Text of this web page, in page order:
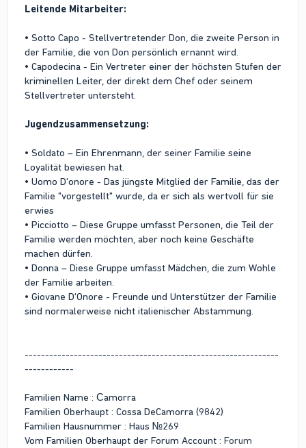
Leitende Mitarbeiter:
• Sotto Capo - Stellvertretender Don, die zweite Person in
der Familie, die von Don persönlich ernannt wird.
• Capodecina - Ein Vertreter einer der höchsten Stufen der
kriminellen Leiter, der direkt dem Chef oder seinem
Stellvertreter untersteht.
Jugendzusammensetzung:
• Soldato – Ein Ehrenmann, der seiner Familie seine
Loyalität bewiesen hat.
• Uomo D'onore - Das jüngste Mitglied der Familie, das der
Familie "vorgestellt" wurde, da er sich als wertvoll für sie
erwies
• Picciotto – Diese Gruppe umfasst Personen, die Teil der
Familie werden möchten, aber noch keine Geschäfte
machen dürfen.
• Donna – Diese Gruppe umfasst Mädchen, die zum Wohle
der Familie arbeiten.
• Giovane D'Onore - Freunde und Unterstützer der Familie
sind normalerweise nicht italienischer Abstammung.
--------------------------------------------------------------
------------
Familien Name : Сamorra
Familien Oberhaupt : Cossa DeCamorra (9842)
Familien Hausnummer : Haus №269
Vom Familien Oberhaupt der Forum Account : Forum